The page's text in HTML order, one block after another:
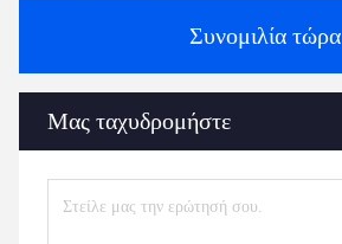
Συνομιλία τώρα
Μας ταχυδρομήστε